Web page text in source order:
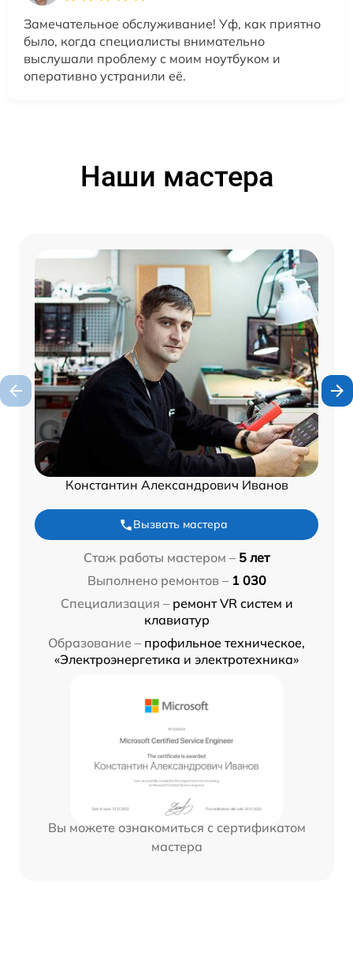
Замечательное обслуживание! Уф, как приятно
было, когда специалисты внимательно
выслушали проблему с моим ноутбуком и
оперативно устранили её.
Наши мастера
Константин Александрович Иванов
Вызвать мастера
Стаж работы мастером – 5 лет
Выполнено ремонтов – 1 030
Специализация – ремонт VR систем и
клавиатур
Образование – профильное техническое,
«Электроэнергетика и электротехника»
Вы можете ознакомиться с сертификатом
мастера